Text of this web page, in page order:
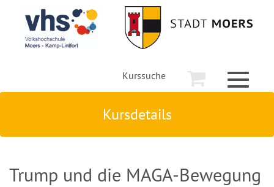
Kurssuche
Toggle
Kursdetails
Trump und die MAGA-Bewegung